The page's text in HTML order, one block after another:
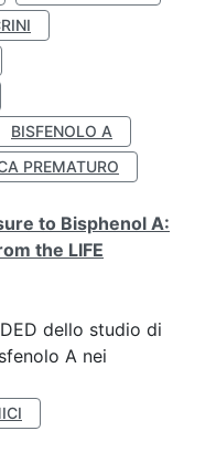
BISFENOLO A
PREMATURO
to Bisphenol A:
the LIFE
dello studio di
A nei